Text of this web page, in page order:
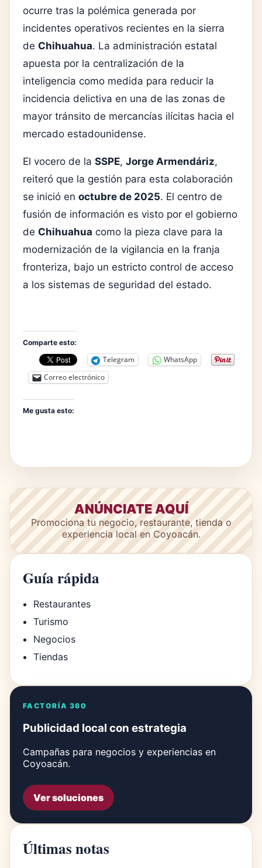
ocurre tras la polémica generada por
incidentes operativos recientes en la sierra
de Chihuahua. La administración estatal
apuesta por la centralización de la
inteligencia como medida para reducir la
incidencia delictiva en una de las zonas de
mayor tránsito de mercancías ilícitas hacia el
mercado estadounidense.
El vocero de la SSPE, Jorge Armendáriz,
reiteró que la gestión para esta colaboración
se inició en octubre de 2025. El centro de
fusión de información es visto por el gobierno
de Chihuahua como la pieza clave para la
modernización de la vigilancia en la franja
fronteriza, bajo un estricto control de acceso
a los sistemas de seguridad del estado.
Comparte esto:
Telegram
WhatsApp
Correo electrónico
Me gusta esto:
ANÚNCIATE AQUÍ
Promociona tu negocio, restaurante, tienda o
experiencia local en Coyoacán.
Guía rápida
Restaurantes
Turismo
Negocios
Tiendas
FACTORÍA 360
Publicidad local con estrategia
Campañas para negocios y experiencias en
Coyoacán.
Ver soluciones
Últimas notas